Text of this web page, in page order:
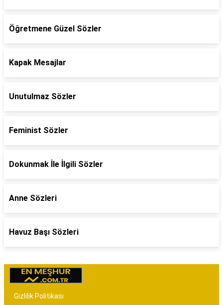
Öğretmene Güzel Sözler
Kapak Mesajlar
Unutulmaz Sözler
Feminist Sözler
Dokunmak İle İlgili Sözler
Anne Sözleri
Havuz Başı Sözleri
Gizlilik Politikası